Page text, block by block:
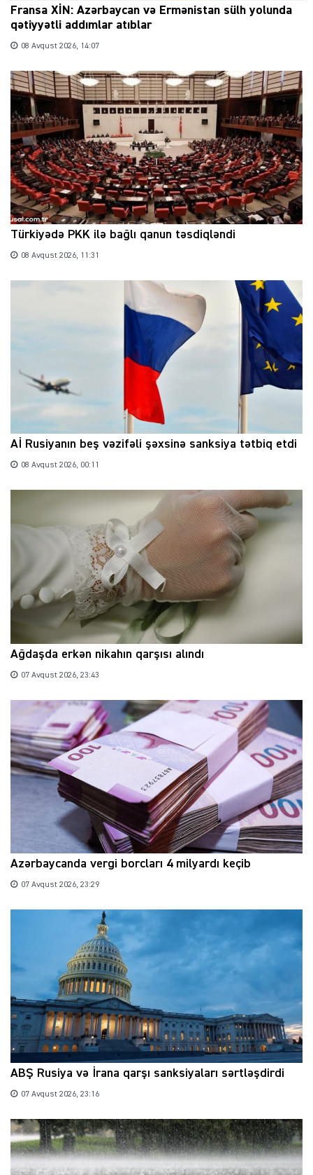
Fransa XİN: Azərbaycan və Ermənistan sülh yolunda
qətiyyətli addımlar atıblar
08 Avqust 2026, 14:07
Türkiyədə PKK ilə bağlı qanun təsdiqləndi
08 Avqust 2026, 11:31
Aİ Rusiyanın beş vəzifəli şəxsinə sanksiya tətbiq etdi
08 Avqust 2026, 00:11
Ağdaşda erkən nikahın qarşısı alındı
07 Avqust 2026, 23:43
Azərbaycanda vergi borcları 4 milyardı keçib
07 Avqust 2026, 23:29
ABŞ Rusiya və İrana qarşı sanksiyaları sərtləşdirdi
07 Avqust 2026, 23:16